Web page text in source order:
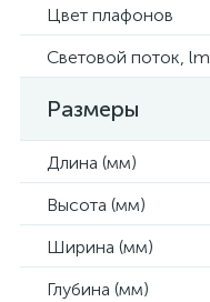
Цвет плафонов
Световой поток, lm
Размеры
Длина (мм)
Высота (мм)
Ширина (мм)
Глубина (мм)